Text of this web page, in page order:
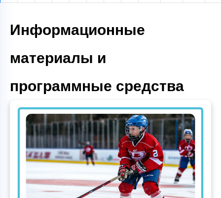
Информационные
материалы и
программные средства